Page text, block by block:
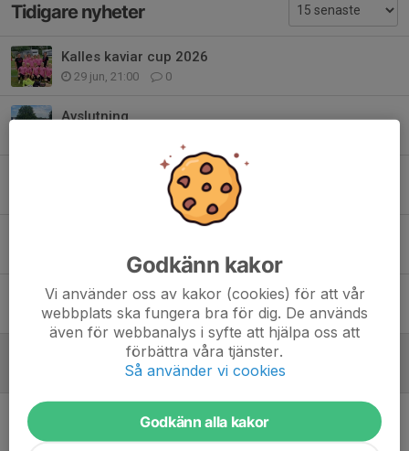
Tidigare nyheter
Kalles kaviar cup 2026
29 jun, 21:00 0
Avslutning
Hemma match mot Edet
21 maj 2025 0
Hemma premiär
7 maj 2025 0
Serie premiär för P14
4 maj 2025 0
Godkänn kakor
Vi använder oss av kakor (cookies) för att vår
webbplats ska fungera bra för dig. De används
även för webbanalys i syfte att hjälpa oss att
förbättra våra tjänster.
Så använder vi cookies
Godkänn alla kakor